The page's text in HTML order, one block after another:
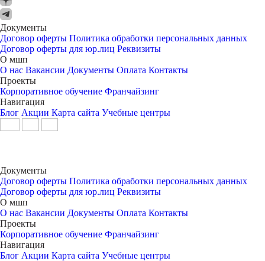
Документы
Договор оферты Политика обработки персональных данных
Договор оферты для юр.лиц Реквизиты
О мшп
О нас Вакансии Документы Оплата Контакты
Проекты
Корпоративное обучение Франчайзинг
Навигация
Блог Акции Карта сайта Учебные центры
Документы
Договор оферты Политика обработки персональных данных
Договор оферты для юр.лиц Реквизиты
О мшп
О нас Вакансии Документы Оплата Контакты
Проекты
Корпоративное обучение Франчайзинг
Навигация
Блог Акции Карта сайта Учебные центры